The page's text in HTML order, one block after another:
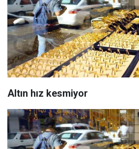
Altın hız kesmiyor